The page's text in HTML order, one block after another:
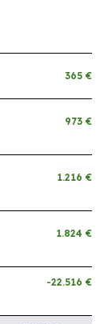
365 €
973 €
1.216 €
1.824 €
-22.516 €